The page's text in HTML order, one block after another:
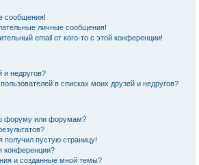
сообщения!
личные сообщения!
email от кого-то с этой конференции!
и недругов?
в списках моих друзей и недругов?
форуму или форумам?
получил пустую страницу!
конференции?
и созданные мной темы?